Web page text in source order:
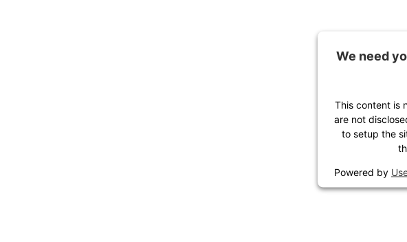
We need
This content is
are not
to setup the
Powered by